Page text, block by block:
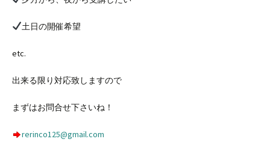
土日の開催希望
etc.
出来る限り対応致しますので
まずはお問合せ下さいね！
rerinco125@gmail.com